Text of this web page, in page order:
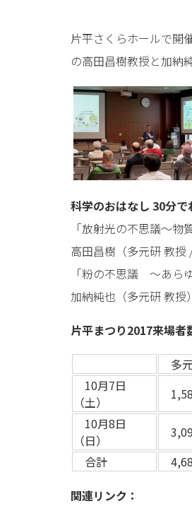
片平さくらホールで開
の高田昌樹教授と加納
科学のおはなし 30分
「放射光の不思議～
高田昌樹（多元研 教授
「粉の不思議 ～あら
加納純也（多元研 教授）
片平まつり2017来場者
多
10月7日
（土）
10月8日
（日）
合計
関連リンク：